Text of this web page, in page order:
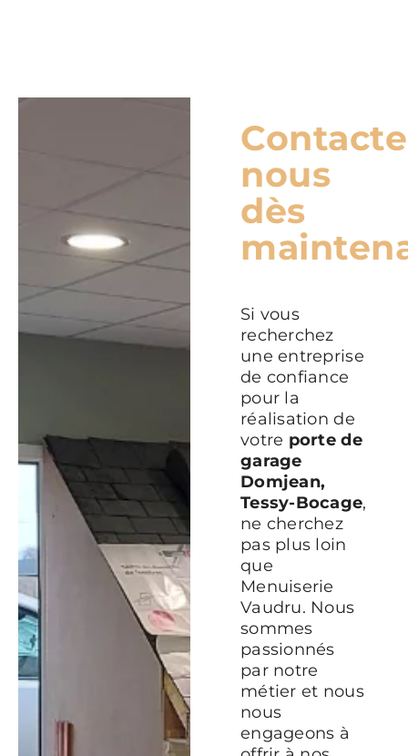
nous
dès
Si vous
recherchez
une entreprise
de confiance
pour la
réalisation de
votre porte de
garage
Domjean,
Tessy-Bocage,
ne cherchez
pas plus loin
que
Menuiserie
Vaudru. Nous
sommes
passionnés
par notre
métier et nous
nous
engageons à